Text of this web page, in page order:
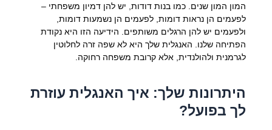
המון המון שנים. כמו בנות דודות, יש להן דמיון משפחתי –
לפעמים הן נראות דומות, לפעמים הן נשמעות דומות,
ולפעמים יש להן הרגלים משותפים. הידיעה הזו היא נקודת
הפתיחה שלנו. האנגלית שלך היא לא שפה זרה לחלוטין
לגרמנית ולהולנדית, אלא קרובת משפחה רחוקה.
היתרונות שלך: איך האנגלית עוזרת
לך בפועל?